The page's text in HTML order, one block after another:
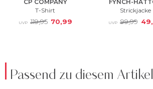
Passend zu diesem Artikel